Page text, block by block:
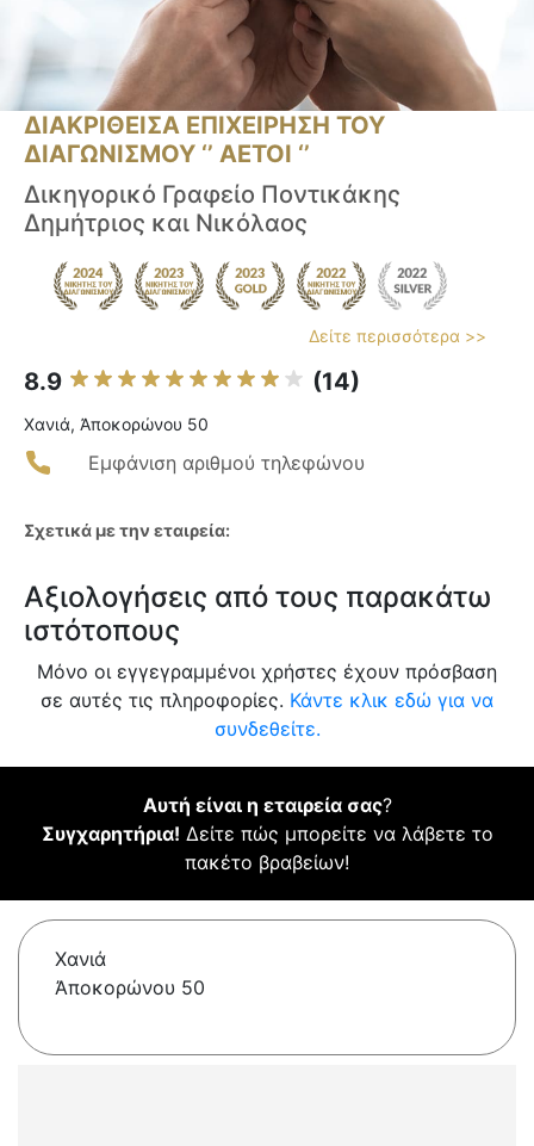
ΔΙΑΚΡΙΘΕΙΣΑ ΕΠΙΧΕΙΡΗΣΗ ΤΟΥ
ΔΙΑΓΩΝΙΣΜΟΥ ‘’ ΑΕΤΟΙ ‘’
Δικηγορικό Γραφείο Ποντικάκης
Δημήτριος και Νικόλαος
Δείτε περισσότερα >>
8.9 (14)
Χανιά, Ἀποκορώνου 50
Εμφάνιση αριθμού τηλεφώνου
Σχετικά με την εταιρεία:
Αξιολογήσεις από τους παρακάτω
ιστότοπους
Μόνο οι εγγεγραμμένοι χρήστες έχουν πρόσβαση
σε αυτές τις πληροφορίες. Κάντε κλικ εδώ για να
συνδεθείτε.
Αυτή είναι η εταιρεία σας?
Συγχαρητήρια! Δείτε πώς μπορείτε να λάβετε το
πακέτο βραβείων!
Χανιά
Ἀποκορώνου 50